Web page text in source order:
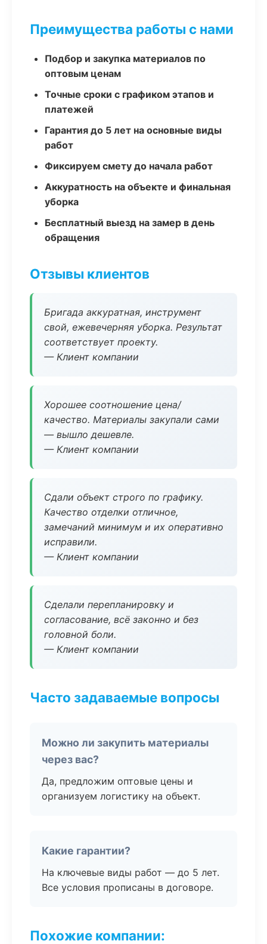
Преимущества работы с нами
Подбор и закупка материалов по
оптовым ценам
Точные сроки с графиком этапов и
платежей
Гарантия до 5 лет на основные виды
работ
Фиксируем смету до начала работ
Аккуратность на объекте и финальная
уборка
Бесплатный выезд на замер в день
обращения
Отзывы клиентов
Бригада аккуратная, инструмент
свой, ежевечерняя уборка. Результат
соответствует проекту.
— Клиент компании
Хорошее соотношение цена/
качество. Материалы закупали сами
— вышло дешевле.
— Клиент компании
Сдали объект строго по графику.
Качество отделки отличное,
замечаний минимум и их оперативно
исправили.
— Клиент компании
Сделали перепланировку и
согласование, всё законно и без
головной боли.
— Клиент компании
Часто задаваемые вопросы
Можно ли закупить материалы
через вас?
Да, предложим оптовые цены и
организуем логистику на объект.
Какие гарантии?
На ключевые виды работ — до 5 лет.
Все условия прописаны в договоре.
Похожие компании: